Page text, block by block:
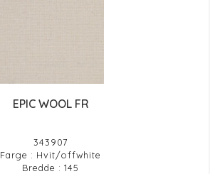
EPIC WOOL FR
343907
Farge : Hvit/offwhite
Bredde : 145